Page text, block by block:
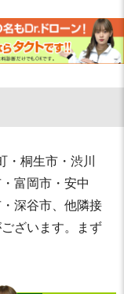
桐生市・渋川
富岡市・安中
深谷市、他隣接
ざいます。まず